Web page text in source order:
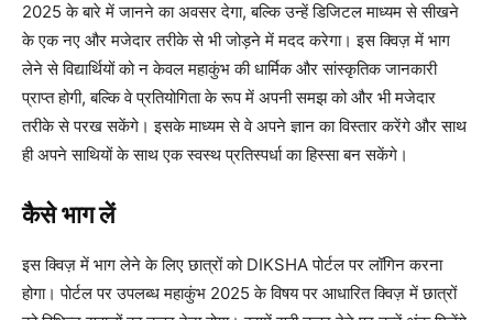
2025 के बारे में जानने का अवसर देगा, बल्कि उन्हें डिजिटल माध्यम से सीखने
के एक नए और मजेदार तरीके से भी जोड़ने में मदद करेगा। इस क्विज़ में भाग
लेने से विद्यार्थियों को न केवल महाकुंभ की धार्मिक और सांस्कृतिक जानकारी
प्राप्त होगी, बल्कि वे प्रतियोगिता के रूप में अपनी समझ को और भी मजेदार
तरीके से परख सकेंगे। इसके माध्यम से वे अपने ज्ञान का विस्तार करेंगे और साथ
ही अपने साथियों के साथ एक स्वस्थ प्रतिस्पर्धा का हिस्सा बन सकेंगे।
कैसे भाग लें
इस क्विज़ में भाग लेने के लिए छात्रों को DIKSHA पोर्टल पर लॉगिन करना
होगा। पोर्टल पर उपलब्ध महाकुंभ 2025 के विषय पर आधारित क्विज़ में छात्रों